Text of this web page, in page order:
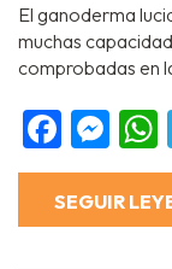
El ganoderma
muchas
comprobadas en
SEGUIR